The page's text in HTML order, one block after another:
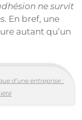
ne survit
. En bref, une
autant qu’un
d’une entreprise :